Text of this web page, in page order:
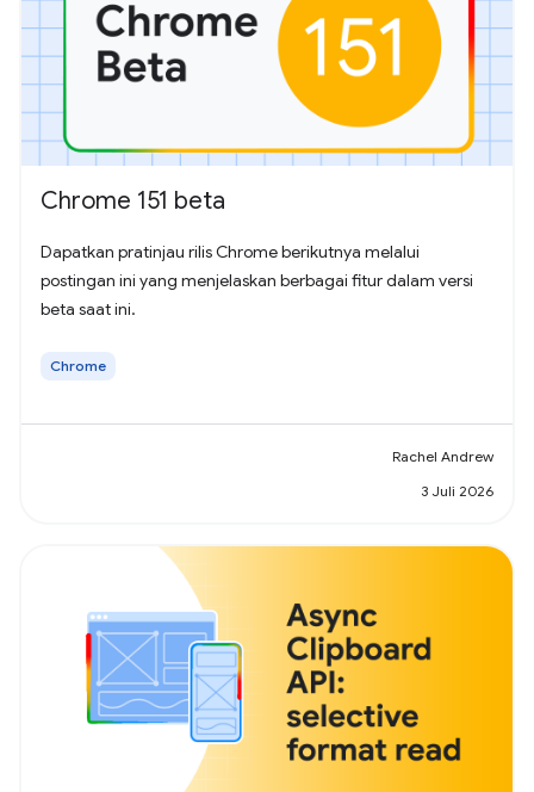
Chrome 151 beta
Dapatkan pratinjau rilis Chrome berikutnya melalui
postingan ini yang menjelaskan berbagai fitur dalam versi
beta saat ini.
Chrome
Rachel Andrew
3 Juli 2026